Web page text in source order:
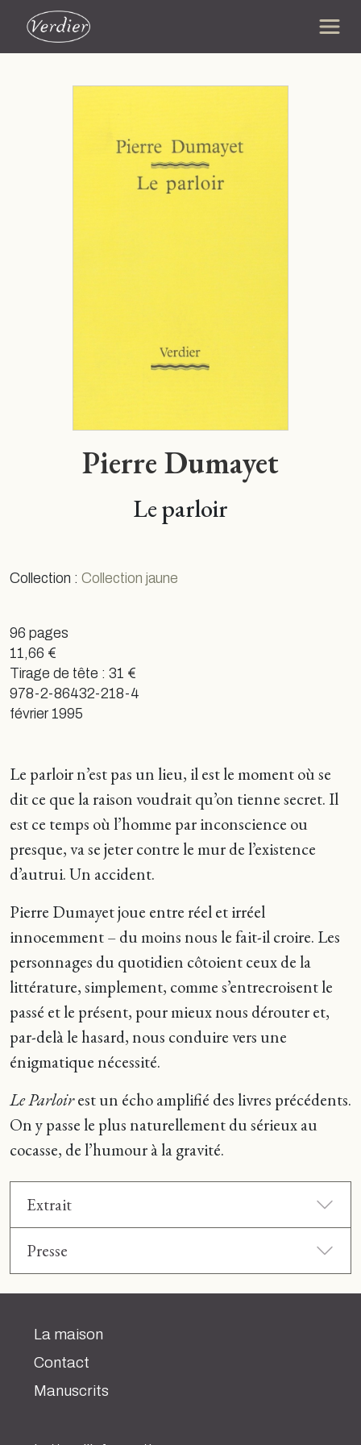
Pierre Dumayet
Le parloir
Collection : Collection jaune
96 pages
11,66 €
Tirage de tête : 31 €
978-2-86432-218-4
février 1995
Le parloir n’est pas un lieu, il est le moment où se
dit ce que la raison voudrait qu’on tienne secret. Il
est ce temps où l’homme par inconscience ou
presque, va se jeter contre le mur de l’existence
d’autrui. Un accident.
Pierre Dumayet joue entre réel et irréel
innocemment – du moins nous le fait-il croire. Les
personnages du quotidien côtoient ceux de la
littérature, simplement, comme s’entrecroisent le
passé et le présent, pour mieux nous dérouter et,
par-delà le hasard, nous conduire vers une
énigmatique nécessité.
Le Parloirest un écho amplifié des livres précédents.
On y passe le plus naturellement du sérieux au
cocasse, de l’humour à la gravité.
Extrait
Presse
La maison
Contact
Manuscrits